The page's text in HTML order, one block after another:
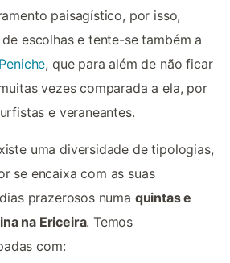
paisagístico, por isso,
escolhas e tente-se também a
, que para além de não ficar
vezes comparada a ela, por
e veraneantes.
uma diversidade de tipologias,
se encaixa com as suas
prazerosos numa quintas e
na Ericeira. Temos
com: